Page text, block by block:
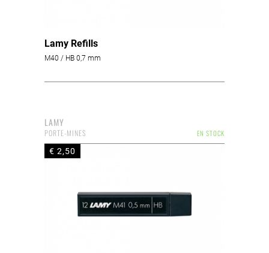
Lamy Refills
M40 / HB 0,7 mm
LAMY
EN STOCK
PORTE-MINES
€ 2,50